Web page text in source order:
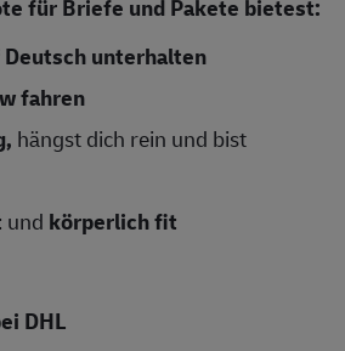
für Briefe und Pakete bietest:
unterhalten
fahren
hängst dich rein und bist
und körperlich fit
DHL